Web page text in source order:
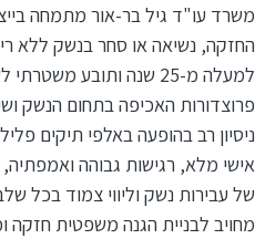
משרד עו"ד גיל בר-אור מתמחה
החזקה, נשיאה או סחר בנשק ללא
למעלה מ-25 שנה ותובע
פרוצדורות האכיפה בתחום הנשק
ניסיון רב בהופעה באלפי תיקים
אישי מלא, רגישות גבוהה
של עבירות נשק וליווי צמוד בכל
מחויב לבניית הגנה משפטית חזקה